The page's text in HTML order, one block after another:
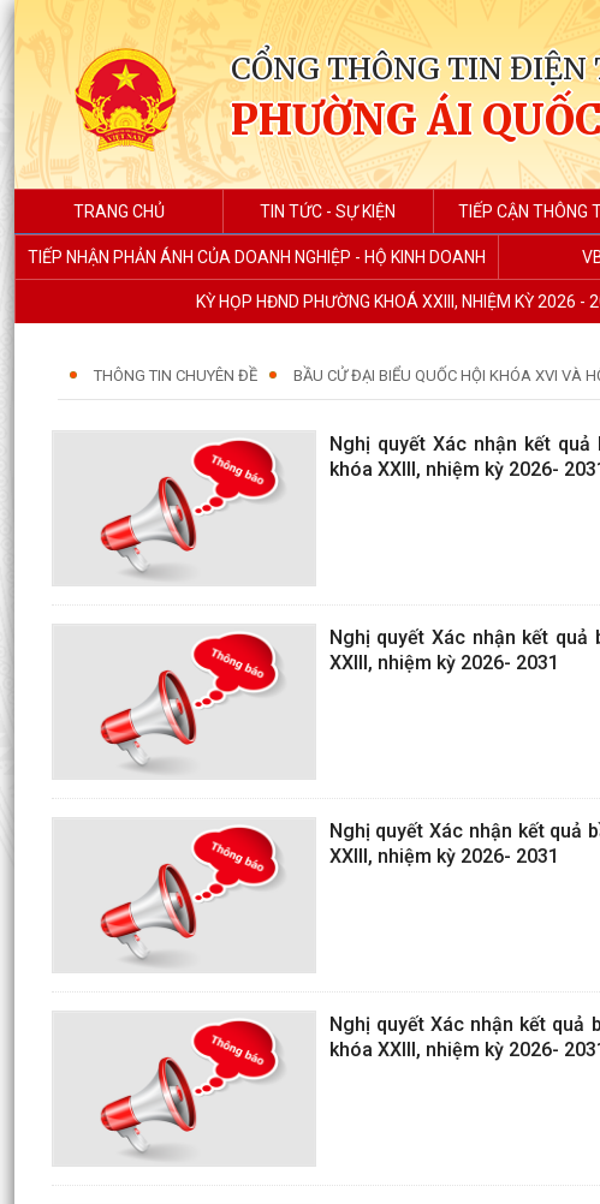
CỔNG THÔNG TIN ĐIỆN
PHƯỜNG ÁI
TRANG CHỦ TIN TỨC - SỰ KIỆN TIẾP CẬN THÔNG
TIẾP NHẬN PHẢN ÁNH CỦA DOANH NGHIỆP - HỘ KINH DOANH
KỲ HỌP HĐND PHƯỜNG KHOÁ XXIII, NHIỆM KỲ 2026 -
THÔNG TIN CHUYÊN ĐỀ BẦU CỬ ĐẠI BIỂU QUỐC HỘI KHÓA XVI VÀ
Nghị quyết Xác nhận kết
khóa XXIII, nhiệm kỳ 2026-
Nghị quyết Xác nhận kết quả
XXIII, nhiệm kỳ 2026- 2031
Nghị quyết Xác nhận kết quả
XXIII, nhiệm kỳ 2026- 2031
Nghị quyết Xác nhận kết quả
khóa XXIII, nhiệm kỳ 2026-